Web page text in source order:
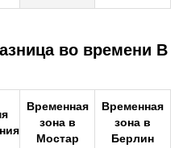
во времени В
Временная
зона в
Мостар
Временная
зона в
Берлин